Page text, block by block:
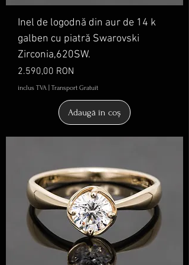
Inel de logodnă din aur de 14 k
galben cu piatră Swarovski
Zirconia,620SW.
Preț
2.590,00 RON
inclus TVA Transport Gratuit
Adaugă în coș